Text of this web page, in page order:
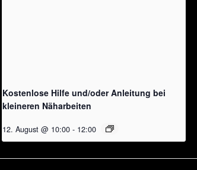
Kostenlose Hilfe und/oder Anleitung bei
kleineren Näharbeiten
12. August @ 10:00 - 12:00